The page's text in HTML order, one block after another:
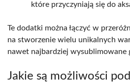
które przyczyniają się do
Te dodatki można łączyć w
na stworzenie wielu unikalnych
nawet najbardziej wysublimowane
Jakie są możliwości